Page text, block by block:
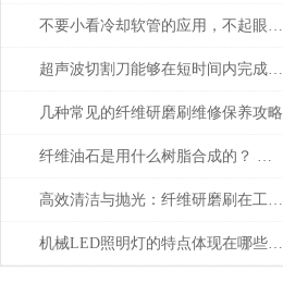
不要小看冷却软管的应用，不起眼用处却很大！
超声波切割刀能够在短时间内完成高精度的切割操作
几种常见的纤维研磨刷维修保养攻略
纤维油石是用什么树脂合成的？ 为什么这么贵？
高效清洁与抛光：纤维研磨刷在工业中的重要作用
机械LED照明灯的特点体现在哪些方面？